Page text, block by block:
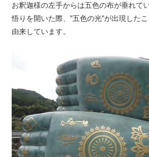
お釈迦様の左手からは五色の布が垂れてい
悟りを開いた際、”五色の光”が出現したこ
由来しています。